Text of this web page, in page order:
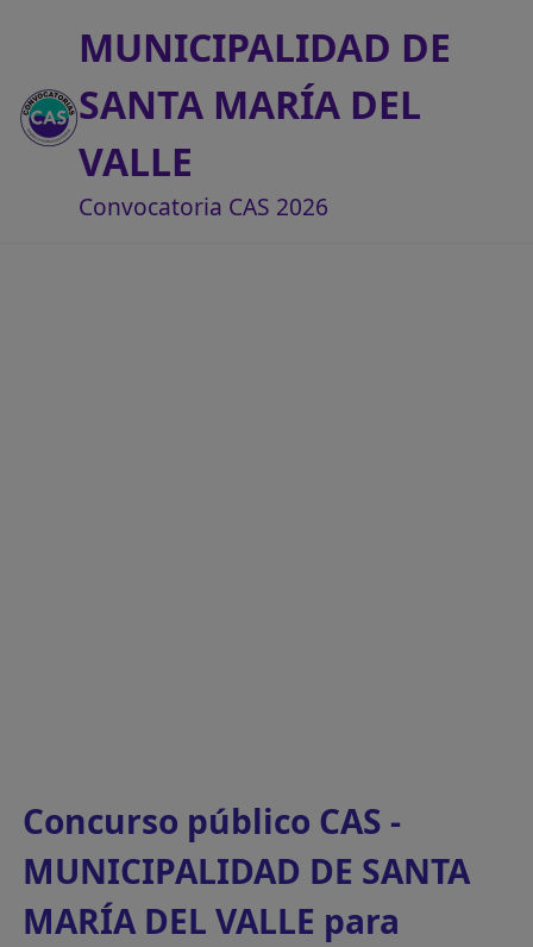
MUNICIPALIDAD DE
SANTA MARÍA DEL
VALLE
Convocatoria CAS 2026
Concurso público CAS -
MUNICIPALIDAD DE SANTA
MARÍA DEL VALLE para